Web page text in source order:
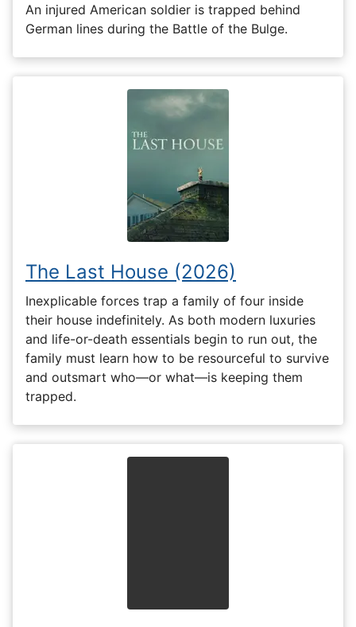
An injured American soldier is trapped behind
German lines during the Battle of the Bulge.
The Last House (2026)
Inexplicable forces trap a family of four inside
their house indefinitely. As both modern luxuries
and life-or-death essentials begin to run out, the
family must learn how to be resourceful to survive
and outsmart who—or what—is keeping them
trapped.